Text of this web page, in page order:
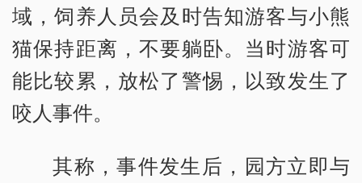
域，饲养人员会及时告知游客与小熊
猫保持距离，不要躺卧。当时游客可
能比较累，放松了警惕，以致发生了
咬人事件。
其称，事件发生后，园方立即与